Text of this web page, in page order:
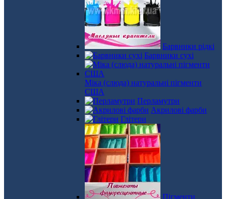
Барвники рідкі
Барвники сухі
Міка (слюда) натуральні пігменти
США
Перламутри
Акрилові фарби
Глітери
Пігменти